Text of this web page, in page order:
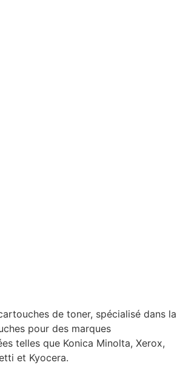
de toner, spécialisé dans la
pour des marques
telles que Konica Minolta, Xerox,
et Kyocera.